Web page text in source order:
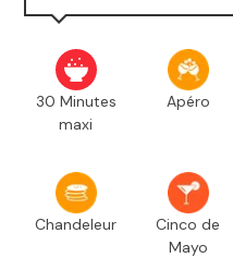
30 Minutes
maxi
Apéro
Chandeleur
Cinco de
Mayo